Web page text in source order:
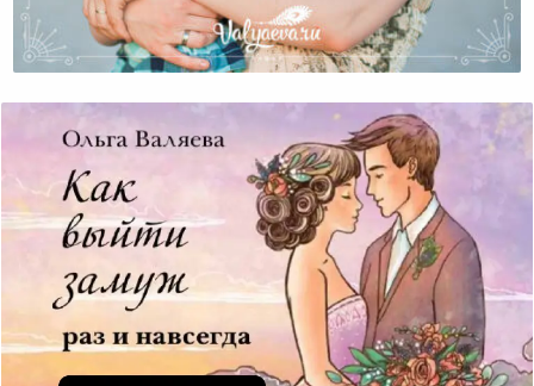
Как Маме Находить Время На Своё Хобби?